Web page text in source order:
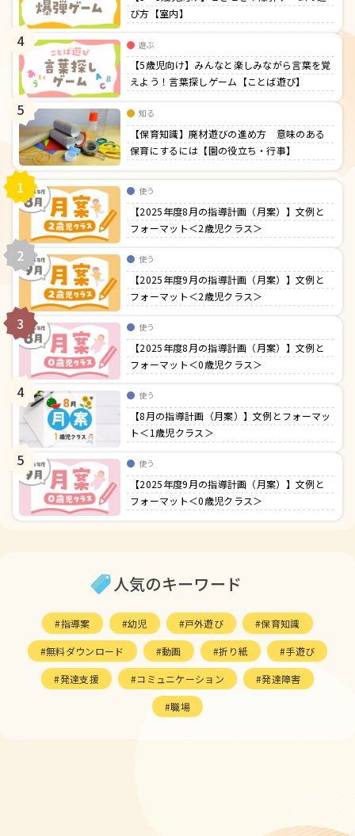
び方【室内】
4 遊ぶ
【5歳児向け】みんなと楽しみながら言葉を覚
えよう！言葉探しゲーム【ことば遊び】
5 知る
【保育知識】廃材遊びの進め方 意味のある
保育にするには【園の役立ち・行事】
1 使う
【2025年度8月の指導計画（月案）】文例と
フォーマット＜2歳児クラス＞
2 使う
【2025年度9月の指導計画（月案）】文例と
フォーマット＜2歳児クラス＞
3 使う
【2025年度8月の指導計画（月案）】文例と
フォーマット＜0歳児クラス＞
4 使う
【8月の指導計画（月案）】文例とフォーマッ
ト＜1歳児クラス＞
5 使う
【2025年度9月の指導計画（月案）】文例と
フォーマット＜0歳児クラス＞
人気のキーワード
指導案 幼児 戸外遊び 保育知識
無料ダウンロード 動画 折り紙 手遊び
発達支援 コミュニケーション 発達障害
職場